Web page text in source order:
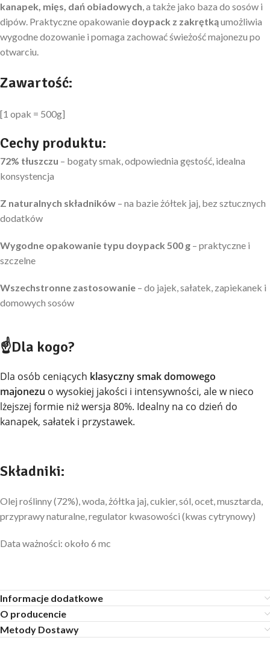
kanapek, mięs, dań obiadowych, a także jako baza do sosów i
dipów. Praktyczne opakowanie doypack z zakrętkąumożliwia
wygodne dozowanie i pomaga zachować świeżość majonezu po
otwarciu.
Zawartość:
[1 opak = 500g]
Cechy produktu:
72% tłuszczu – bogaty smak, odpowiednia gęstość, idealna
konsystencja
Z naturalnych składników – na bazie żółtek jaj, bez sztucznych
dodatków
Wygodne opakowanie typu doypack 500 g – praktyczne i
szczelne
Wszechstronne zastosowanie – do jajek, sałatek, zapiekanek i
domowych sosów
☝Dla kogo?
Dla osób ceniących klasyczny smak domowego
majonezu o wysokiej jakości i intensywności, ale w nieco
lżejszej formie niż wersja 80%. Idealny na co dzień do
kanapek, sałatek i przystawek.
Składniki:
Olej roślinny (72%), woda, żółtka jaj, cukier, sól, ocet, musztarda,
przyprawy naturalne, regulator kwasowości (kwas cytrynowy)
Data ważności: około 6 mc
Informacje dodatkowe
O producencie
Metody Dostawy